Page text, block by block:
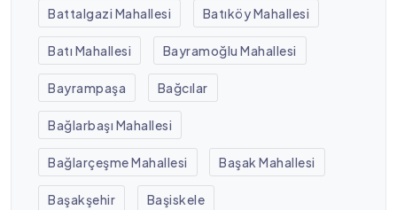
Battalgazi Mahallesi Batıköy Mahallesi
Batı Mahallesi Bayramoğlu Mahallesi
Bayrampaşa Bağcılar
Bağlarbaşı Mahallesi
Bağlarçeşme Mahallesi Başak Mahallesi
Başakşehir Başiskele